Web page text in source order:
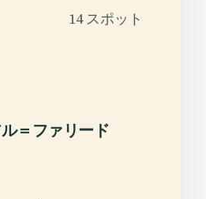
14 スポット
＝ファリード